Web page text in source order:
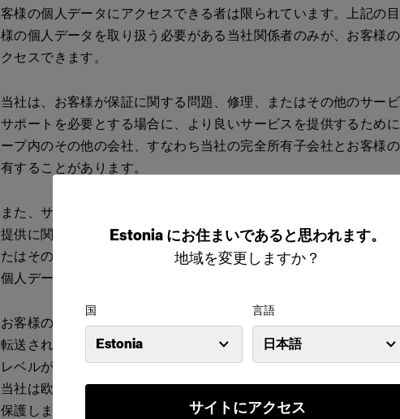
Estonia にお住まいであると思われます。
地域を変更しますか？
国
Estonia
言語
日本語
サイトにアクセス
客様の個人データにアクセスできる者は限られています。上記の
様の個人データを取り扱う必要がある当社関係者のみが、お客様
クセスできます。
当社は、お客様が保証に関する問題、修理、またはその他のサー
サポートを必要とする場合に、より良いサービスを提供するため
ープ内のその他の会社、すなわち当社の完全所有子会社とお客様
有することがあります。
また、サービスステーションやサービスセンターのような、お客
提供に関連するサービスパートナーなど、当社に代わってサービ
たはその他の方法で当社と協力関係にあるサプライヤーやパート
個人データを共有する場合があります。
お客様の個人情報は、EU/EEA 域外の国（アメリカ合衆国、カナ
転送される場合があります。これらの国では、EU/EEA 域内より
レベルが低い場合があります。個人データを EU/EEA 域外の国に
当社は欧州委員会が承認した標準契約条項を使用し、お客様の個
保護します。標準契約条項は次のリンクからご覧いただけます。